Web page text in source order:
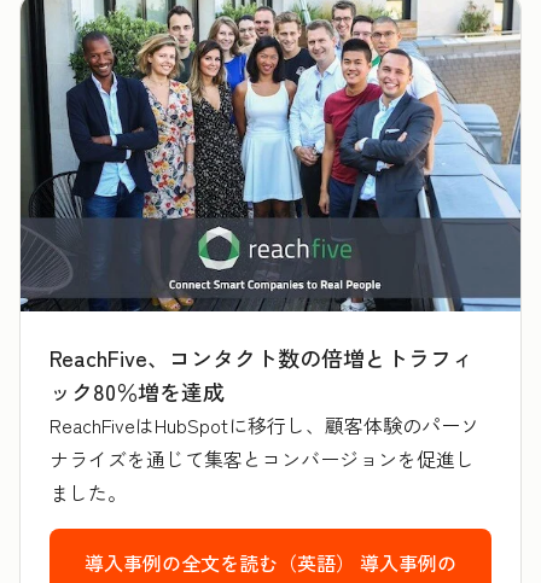
ReachFive、コンタクト数の倍増とトラフィ
ック80％増を達成
ReachFiveはHubSpotに移行し、顧客体験のパーソ
ナライズを通じて集客とコンバージョンを促進し
ました。
導入事例の全文を読む（英語） 導入事例の